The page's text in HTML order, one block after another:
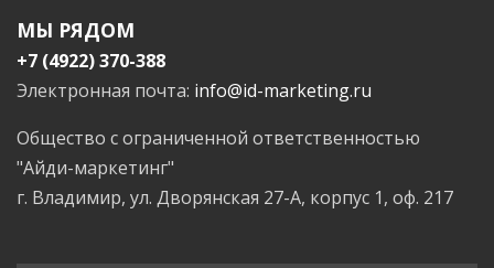
МЫ РЯДОМ
+7 (4922) 370-388
Электронная почта: info@id-marketing.ru
Общество с ограниченной ответственностью
"Айди-маркетинг"
г. Владимир, ул. Дворянская 27-А, корпус 1, оф. 217